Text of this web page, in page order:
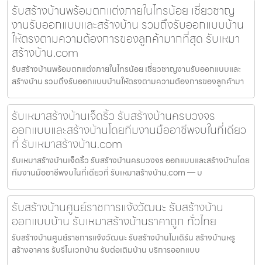
รับสร้างบ้านพร้อมตกแต่งภายในไทรน้อย เชี่ยวชาญ
งานรับออกแบบและสร้างบ้าน รวมถึงรับออกแบบบ้าน
ให้ตรงตามความต้องการของลูกค้ามากที่สุด รับเหมา
สร้างบ้าน.com
รับสร้างบ้านพร้อมตกแต่งภายในไทรน้อย เชี่ยวชาญงานรับออกแบบและ
สร้างบ้าน รวมถึงรับออกแบบบ้านให้ตรงตามความต้องการของลูกค้ามา
รับเหมาสร้างบ้านเจ็ดริ้ว รับสร้างบ้านครบวงจร
ออกแบบและสร้างบ้านโดยทีมงานมืออาชีพจบในที่เดียว
ที่ รับเหมาสร้างบ้าน.com
รับเหมาสร้างบ้านเจ็ดริ้ว รับสร้างบ้านครบวงจร ออกแบบและสร้างบ้านโดย
ทีมงานมืออาชีพจบในที่เดียวที่ รับเหมาสร้างบ้าน.com — บ
รับสร้างบ้านศูนย์ราชการแจ้งวัฒนะ รับสร้างบ้าน
ออกแบบบ้าน รับเหมาสร้างบ้านราคาถูก ทั่วไทย
รับสร้างบ้านศูนย์ราชการแจ้งวัฒนะ รับสร้างบ้านโมเดิร์น สร้างบ้านหรู
สร้างอาคาร รับรีโนเวทบ้าน รับต่อเติมบ้าน บริการออกแบบ